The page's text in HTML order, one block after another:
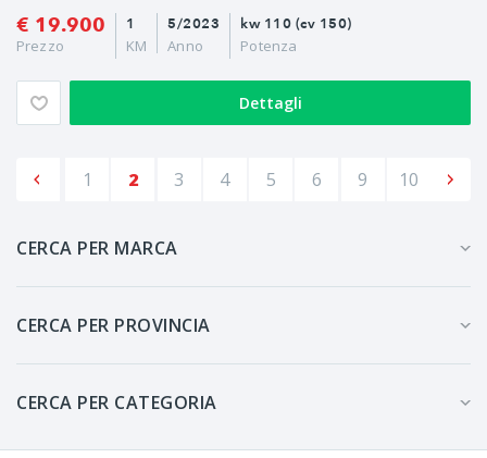
€ 19.900
Prezzo
5/2023
Anno
1
KM
kw 110 (cv 150)
Potenza
Dettagli
1 2 3 4 5 6 9 10
CERCA PER MARCA
CERCA PER PROVINCIA
CERCA PER CATEGORIA